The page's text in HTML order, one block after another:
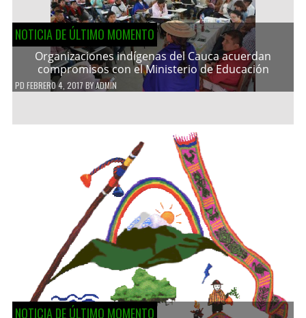
NOTICIA DE ÚLTIMO MOMENTO
Organizaciones indígenas del Cauca acuerdan
compromisos con el Ministerio de Educación
PD FEBRERO 4, 2017 BYADMIN
NOTICIA DE ÚLTIMO MOMENTO